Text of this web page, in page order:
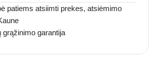
patiems atsiimti prekes, atsiėmimo
grąžinimo garantija